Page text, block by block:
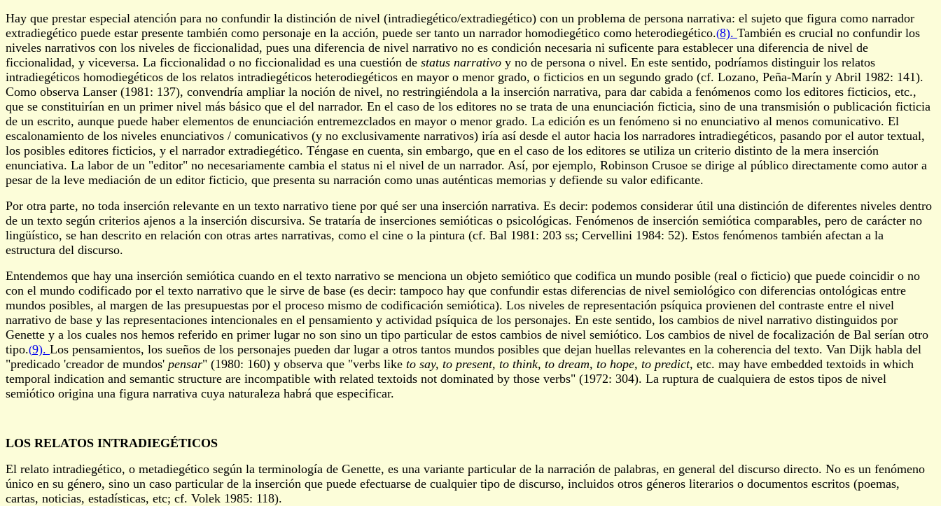
Hay que prestar especial atención para no confundir la distinción de nivel (intradiegético/extradiegético) con un problema de persona narrativa: el sujeto que figura como narrador
extradiegético puede estar presente también como personaje en la acción, puede ser tanto un narrador homodiegético como heterodiegético.(8). También es crucial no confundir los
niveles narrativos con los niveles de ficcionalidad, pues una diferencia de nivel narrativo no es condición necesaria ni suficente para establecer una diferencia de nivel de
ficcionalidad, y viceversa. La ficcionalidad o no ficcionalidad es una cuestión de status narrativo y no de persona o nivel. En este sentido, podríamos distinguir los relatos
intradiegéticos homodiegéticos de los relatos intradiegéticos heterodiegéticos en mayor o menor grado, o ficticios en un segundo grado (cf. Lozano, Peña-Marín y Abril 1982: 141).
Como observa Lanser (1981: 137), convendría ampliar la noción de nivel, no restringiéndola a la inserción narrativa, para dar cabida a fenómenos como los editores ficticios, etc.,
que se constituirían en un primer nivel más básico que el del narrador. En el caso de los editores no se trata de una enunciación ficticia, sino de una transmisión o publicación ficticia
de un escrito, aunque puede haber elementos de enunciación entremezclados en mayor o menor grado. La edición es un fenómeno si no enunciativo al menos comunicativo. El
escalonamiento de los niveles enunciativos / comunicativos (y no exclusivamente narrativos) iría así desde el autor hacia los narradores intradiegéticos, pasando por el autor textual,
los posibles editores ficticios, y el narrador extradiegético. Téngase en cuenta, sin embargo, que en el caso de los editores se utiliza un criterio distinto de la mera inserción
enunciativa. La labor de un "editor" no necesariamente cambia el status ni el nivel de un narrador. Así, por ejemplo, Robinson Crusoe se dirige al público directamente como autor a
pesar de la leve mediación de un editor ficticio, que presenta su narración como unas auténticas memorias y defiende su valor edificante.
Por otra parte, no toda inserción relevante en un texto narrativo tiene por qué ser una inserción narrativa. Es decir: podemos considerar útil una distinción de diferentes niveles dentro
de un texto según criterios ajenos a la inserción discursiva. Se trataría de inserciones semióticas o psicológicas. Fenómenos de inserción semiótica comparables, pero de carácter no
lingüístico, se han descrito en relación con otras artes narrativas, como el cine o la pintura (cf. Bal 1981: 203 ss; Cervellini 1984: 52). Estos fenómenos también afectan a la
estructura del discurso.
Entendemos que hay una inserción semiótica cuando en el texto narrativo se menciona un objeto semiótico que codifica un mundo posible (real o ficticio) que puede coincidir o no
con el mundo codificado por el texto narrativo que le sirve de base (es decir: tampoco hay que confundir estas diferencias de nivel semiológico con diferencias ontológicas entre
mundos posibles, al margen de las presupuestas por el proceso mismo de codificación semiótica). Los niveles de representación psíquica provienen del contraste entre el nivel
narrativo de base y las representaciones intencionales en el pensamiento y actividad psíquica de los personajes. En este sentido, los cambios de nivel narrativo distinguidos por
Genette y a los cuales nos hemos referido en primer lugar no son sino un tipo particular de estos cambios de nivel semiótico. Los cambios de nivel de focalización de Bal serían otro
tipo.(9). Los pensamientos, los sueños de los personajes pueden dar lugar a otros tantos mundos posibles que dejan huellas relevantes en la coherencia del texto. Van Dijk habla del
"predicado 'creador de mundos' pensar" (1980: 160) y observa que "verbs like to say, to present, to think, to dream, to hope, to predict, etc. may have embedded textoids in which
temporal indication and semantic structure are incompatible with related textoids not dominated by those verbs" (1972: 304). La ruptura de cualquiera de estos tipos de nivel
semiótico origina una figura narrativa cuya naturaleza habrá que especificar.
LOS RELATOS INTRADIEGÉTICOS
El relato intradiegético, o metadiegético según la terminología de Genette, es una variante particular de la narración de palabras, en general del discurso directo. No es un fenómeno
único en su género, sino un caso particular de la inserción que puede efectuarse de cualquier tipo de discurso, incluidos otros géneros literarios o documentos escritos (poemas,
cartas, noticias, estadísticas, etc; cf. Volek 1985: 118).